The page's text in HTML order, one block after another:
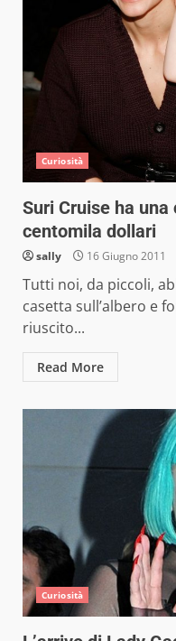
Curiosità
Suri Cruise ha una
centomila dollari
sally 16 Giugno 2011
Tutti noi, da piccoli,
casetta sull’albero e
riuscito...
Read More
Curiosità